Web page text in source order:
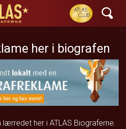
her i biografen
her i ATLAS Biograferne.